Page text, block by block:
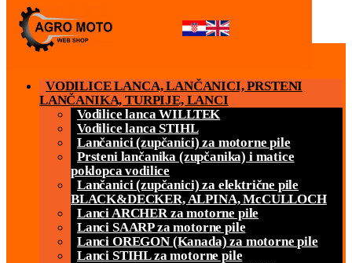
MENU
VODILICE LANCA, LANČANICI, PRSTENI
LANČANIKA, TURPIJE, LANCI
Vodilice lanca WILLTEK
Vodilice lanca STIHL
Lančanici (zupčanici) za motorne pile
Prsteni lančanika (zupčanika) i matice
poklopca vodilice
Lančanici (zupčanici) za električne pile
BLACK&DECKER, ALPINA, McCULLOCH
Lanci ARCHER za motorne pile
Lanci SAARP za motorne pile
Lanci OREGON (Kanada) za motorne pile
Lanci STIHL za motorne pile